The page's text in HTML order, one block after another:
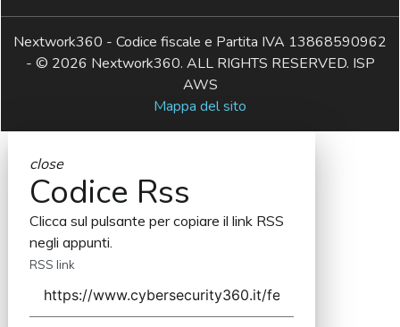
Nextwork360 - Codice fiscale e Partita IVA 13868590962
- © 2026 Nextwork360. ALL RIGHTS RESERVED. ISP
AWS
Mappa del sito
close
Codice Rss
Clicca sul pulsante per copiare il link RSS
negli appunti.
RSS link